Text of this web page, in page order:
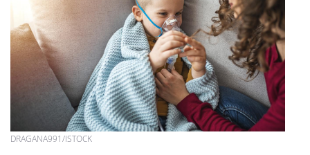
DRAGANA991/ISTOCK